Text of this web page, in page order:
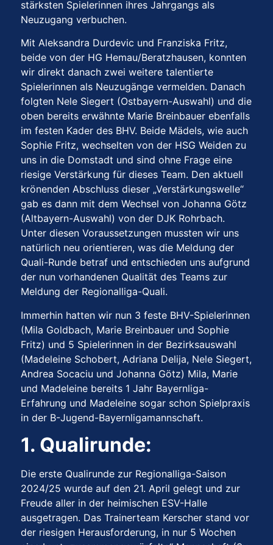
stärksten Spielerinnen ihres Jahrgangs als
Neuzugang verbuchen.
Mit Aleksandra Durdevic und Franziska Fritz,
beide von der HG Hemau/Beratzhausen, konnten
wir direkt danach zwei weitere talentierte
Spielerinnen als Neuzugänge vermelden. Danach
folgten Nele Siegert (Ostbayern-Auswahl) und die
oben bereits erwähnte Marie Breinbauer ebenfalls
im festen Kader des BHV. Beide Mädels, wie auch
Sophie Fritz, wechselten von der HSG Weiden zu
uns in die Domstadt und sind ohne Frage eine
riesige Verstärkung für dieses Team. Den aktuell
krönenden Abschluss dieser „Verstärkungswelle“
gab es dann mit dem Wechsel von Johanna Götz
(Altbayern-Auswahl) von der DJK Rohrbach.
Unter diesen Voraussetzungen mussten wir uns
natürlich neu orientieren, was die Meldung der
Quali-Runde betraf und entschieden uns aufgrund
der nun vorhandenen Qualität des Teams zur
Meldung der Regionalliga-Quali.
Immerhin hatten wir nun 3 feste BHV-Spielerinnen
(Mila Goldbach, Marie Breinbauer und Sophie
Fritz) und 5 Spielerinnen in der Bezirksauswahl
(Madeleine Schobert, Adriana Delija, Nele Siegert,
Andrea Socaciu und Johanna Götz) Mila, Marie
und Madeleine bereits 1 Jahr Bayernliga-
Erfahrung und Madeleine sogar schon Spielpraxis
in der B-Jugend-Bayernligamannschaft.
1. Qualirunde:
Die erste Qualirunde zur Regionalliga-Saison
2024/25 wurde auf den 21. April gelegt und zur
Freude aller in der heimischen ESV-Halle
ausgetragen. Das Trainerteam Kerscher stand vor
der riesigen Herausforderung, in nur 5 Wochen